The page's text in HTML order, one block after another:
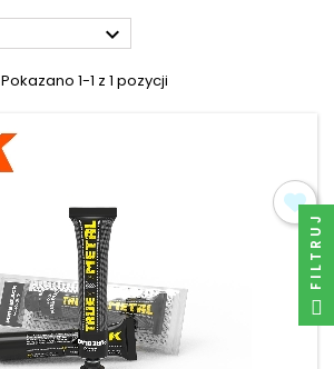

Pokazano 1-1 z 1 pozycji
FILTRUJ